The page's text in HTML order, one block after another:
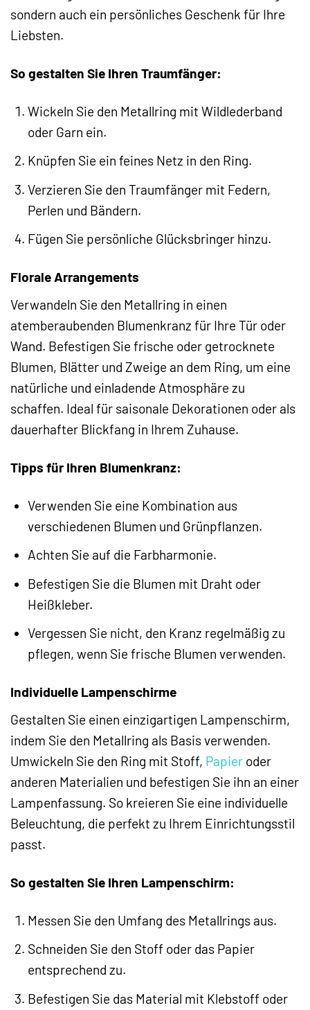
sondern auch ein persönliches Geschenk für Ihre
Liebsten.
So gestalten Sie Ihren Traumfänger:
Wickeln Sie den Metallring mit Wildlederband
oder Garn ein.
Knüpfen Sie ein feines Netz in den Ring.
Verzieren Sie den Traumfänger mit Federn,
Perlen und Bändern.
Fügen Sie persönliche Glücksbringer hinzu.
Florale Arrangements
Verwandeln Sie den Metallring in einen
atemberaubenden Blumenkranz für Ihre Tür oder
Wand. Befestigen Sie frische oder getrocknete
Blumen, Blätter und Zweige an dem Ring, um eine
natürliche und einladende Atmosphäre zu
schaffen. Ideal für saisonale Dekorationen oder als
dauerhafter Blickfang in Ihrem Zuhause.
Tipps für Ihren Blumenkranz:
Verwenden Sie eine Kombination aus
verschiedenen Blumen und Grünpflanzen.
Achten Sie auf die Farbharmonie.
Befestigen Sie die Blumen mit Draht oder
Heißkleber.
Vergessen Sie nicht, den Kranz regelmäßig zu
pflegen, wenn Sie frische Blumen verwenden.
Individuelle Lampenschirme
Gestalten Sie einen einzigartigen Lampenschirm,
indem Sie den Metallring als Basis verwenden.
Umwickeln Sie den Ring mit Stoff, Papier oder
anderen Materialien und befestigen Sie ihn an einer
Lampenfassung. So kreieren Sie eine individuelle
Beleuchtung, die perfekt zu Ihrem Einrichtungsstil
passt.
So gestalten Sie Ihren Lampenschirm:
Messen Sie den Umfang des Metallrings aus.
Schneiden Sie den Stoff oder das Papier
entsprechend zu.
Befestigen Sie das Material mit Klebstoff oder